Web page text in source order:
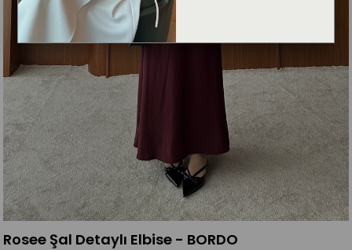
Rosee Şal Detaylı Elbise - BORDO